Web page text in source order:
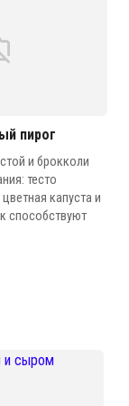
пирог
и брокколи
тесто
капуста и
способствуют